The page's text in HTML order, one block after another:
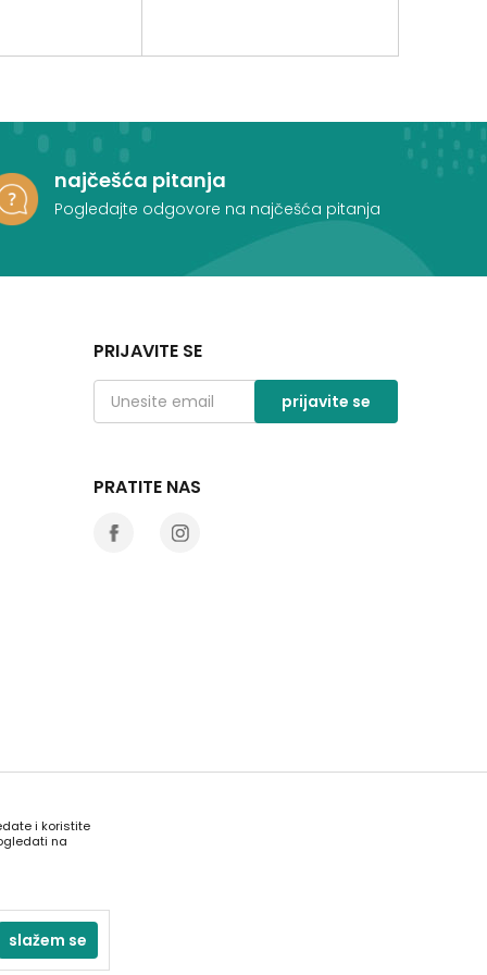
najčešća pitanja
Pogledajte odgovore na najčešća pitanja
PRIJAVITE SE
prijavite se
PRATITE NAS
kompletne i bez grešaka. Svi artikli prikazani na
pozivom na naš kontakt telefon 066 137670.
i koristite
na
slažem se